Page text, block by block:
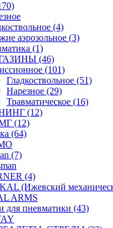
(4)
аэрозольное (3)
(1)
(46)
(101)
Гладкоствольное (51)
Нарезное (29)
Травматическое (16)
(12)
(12)
(64)
(7)
(4)
(Ижевский
ARMS
для пневматики (43)